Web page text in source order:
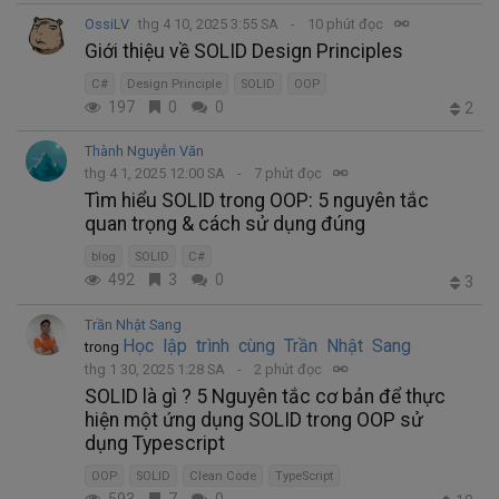
OssiLV thg 4 10, 2025 3:55 SA 10 phút đọc
Giới thiệu về SOLID Design Principles
C# Design Principle SOLID OOP
197 0 0 2
Thành Nguyễn Văn
thg 4 1, 2025 12:00 SA
7 phút đọc
Tìm hiểu SOLID trong OOP: 5 nguyên tắc
quan trọng & cách sử dụng đúng
blog SOLID C#
492 3 0 3
Trần Nhật Sang
trong Học lập trình cùng Trần Nhật Sang
thg 1 30, 2025 1:28 SA 2 phút đọc
SOLID là gì ? 5 Nguyên tắc cơ bản để thực
hiện một ứng dụng SOLID trong OOP sử
dụng Typescript
OOP SOLID Clean Code TypeScript